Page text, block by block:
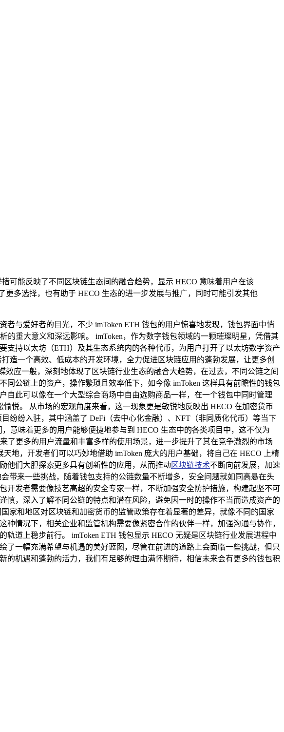
可能反映了不同区块链生态间的融合趋势，显示 HECO 意味着用户在该
多选择，也有助于 HECO 生态的进一步发展与推广，同时可能引发其他
与爱好者的目光，不少 imToken ETH 钱包的用户惊喜地发现，钱包界面中悄
重大意义和深远影响。 imToken，作为数字钱包领域的一颗璀璨明星，凭借其
持以太坊（ETH）及其生态系统内的各种代币，为用户打开了以太坊数字资产
造一个高效、低成本的开发环境，全力促进区块链应用的蓬勃发展，让更多创
应一般，深刻地体现了区块链行业生态的融合大趋势，在过去，不同公链之间
公链上的资产，操作繁琐且效率低下，如今像 imToken 这样具有前瞻性的钱包
此可以像在一个大型综合商场中自由选购商品一样，在一个钱包中同时管理
悦。 从市场的宏观角度来看，这一现象更是敏锐地反映出 HECO 在加密货币
纷纷入驻，其中涵盖了 DeFi（去中心化金融）、NFT（非同质化代币）等当下
意味着更多的用户能够便捷地参与到 HECO 生态中的各类项目中，这不仅为
了更多的用户流量和丰富多样的使用场景，进一步提升了其在竞争激烈的市场
地，开发者们可以巧妙地借助 imToken 庞大的用户基础，将自己在 HECO 上精
他们大胆探索更多具有创新性的应用，从而推动区块链技术不断向前发展，加速
带来一些挑战，随着钱包支持的公链数量不断增多，安全问题就如同高悬在头
发者需要像技艺高超的安全专家一样，不断加强安全防护措施，构建起坚不可
，深入了解不同公链的特点和潜在风险，避免因一时的操作不当而造成资产的
家和地区对区块链和加密货币的监管政策存在着显著的差异，就像不同的国家
情况下，相关企业和监管机构需要像紧密合作的伙伴一样，加强沟通与协作，
道上稳步前行。 imToken ETH 钱包显示 HECO 无疑是区块链行业发展进程中
一幅充满希望与机遇的美好蓝图，尽管在前进的道路上会面临一些挑战，但只
机遇和蓬勃的活力，我们有足够的理由满怀期待，相信未来会有更多的钱包积